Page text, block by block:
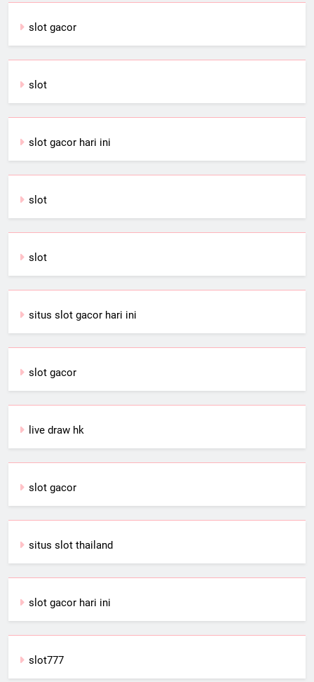
slot gacor
slot
slot gacor hari ini
slot
slot
situs slot gacor hari ini
slot gacor
live draw hk
slot gacor
situs slot thailand
slot gacor hari ini
slot777